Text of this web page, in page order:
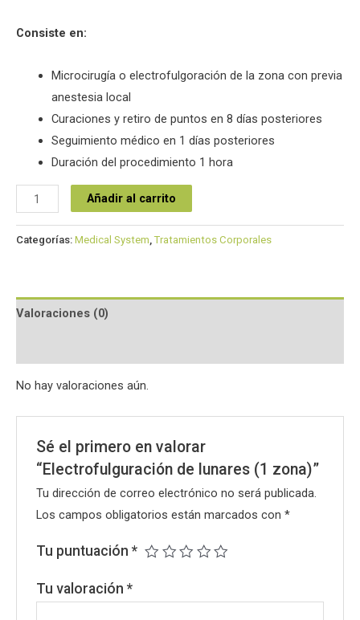
Consiste en:
Microcirugía o electrofulgoración de la zona con previa
anestesia local
Curaciones y retiro de puntos en 8 días posteriores
Seguimiento médico en 1 días posteriores
Duración del procedimiento 1 hora
Añadir al carrito
Categorías: Medical System,Tratamientos Corporales
Valoraciones (0)
No hay valoraciones aún.
Sé el primero en valorar
“Electrofulguración de lunares (1 zona)”
Tu dirección de correo electrónico no será publicada.
Los campos obligatorios están marcados con*
Tu puntuación*
Tu valoración*